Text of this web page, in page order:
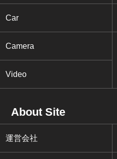
Car
Camera
Video
About Site
運営会社